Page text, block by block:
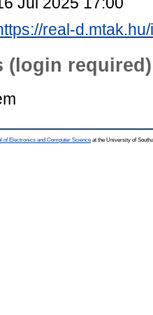
real-
(login required)
of Electronics and Computer Science at the University of